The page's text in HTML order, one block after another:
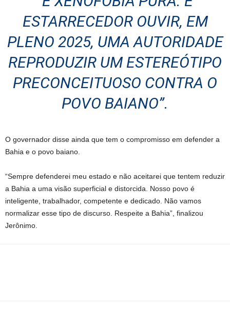
ESTARRECEDOR OUVIR, EM
PLENO 2025, UMA AUTORIDADE
REPRODUZIR UM ESTEREÓTIPO
PRECONCEITUOSO CONTRA O
POVO BAIANO”.
O governador disse ainda que tem o compromisso em defender a
Bahia e o povo baiano.
“Sempre defenderei meu estado e não aceitarei que tentem reduzir
a Bahia a uma visão superficial e distorcida. Nosso povo é
inteligente, trabalhador, competente e dedicado. Não vamos
normalizar esse tipo de discurso. Respeite a Bahia”, finalizou
Jerônimo.